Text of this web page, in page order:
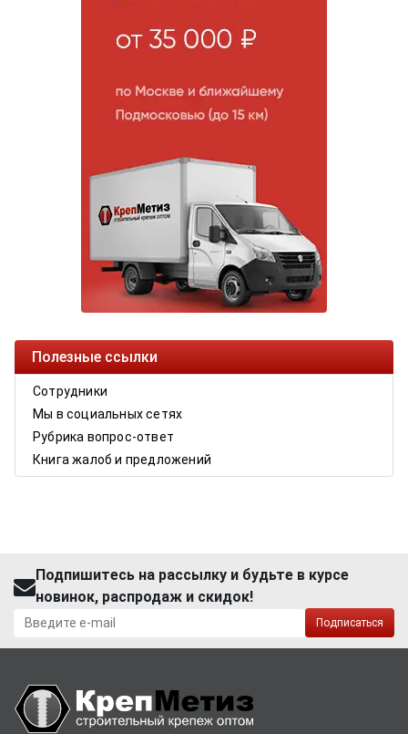
Полезные ссылки
Сотрудники
Мы в социальных сетях
Рубрика вопрос-ответ
Книга жалоб и предложений
Подпишитесь на рассылку и будьте в курсе
новинок, распродаж и скидок!
Подписаться